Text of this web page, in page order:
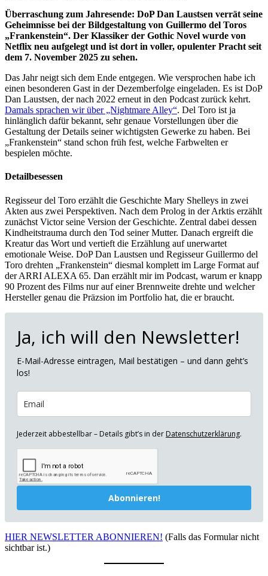
Überraschung zum Jahresende: DoP Dan Laustsen verrät seine
Geheimnisse bei der Bildgestaltung von Guillermo del Toros
„Frankenstein“. Der Klassiker der Gothic Novel wurde von
Netflix neu aufgelegt und ist dort in voller, opulenter Pracht seit
dem 7. November 2025 zu sehen.
Das Jahr neigt sich dem Ende entgegen. Wie versprochen habe ich
einen besonderen Gast in der Dezemberfolge eingeladen. Es ist DoP
Dan Laustsen, der nach 2022 erneut in den Podcast zurück kehrt.
Damals sprachen wir über „Nightmare Alley“. Del Toro ist ja
hinlänglich dafür bekannt, sehr genaue Vorstellungen über die
Gestaltung der Details seiner wichtigsten Gewerke zu haben. Bei
„Frankenstein“ stand schon früh fest, welche Farbwelten er
bespielen möchte.
Detailbesessen
Regisseur del Toro erzählt die Geschichte Mary Shelleys in zwei
Akten aus zwei Perspektiven. Nach dem Prolog in der Arktis erzählt
zunächst Victor seine Version der Geschichte. Zentral dabei dessen
Kindheitstrauma durch den Tod seiner Mutter. Danach ergreift die
Kreatur das Wort und vertieft die Erzählung auf unerwartet
emotionale Weise. DoP Dan Laustsen und Regisseur Guillermo del
Toro drehten „Frankenstein“ diesmal komplett im Large Format auf
der ARRI ALEXA 65. Dan erzählt mir im Podcast, warum er knapp
90 Prozent des Films nur auf einer Brennweite drehte und welcher
Hersteller genau die Präzsion im Portfolio hat, die er braucht.
Ja, ich will den Newsletter!
E-Mail-Adresse eintragen, Mail bestätigen – und dann geht’s
los!
Jederzeit abbestellbar – Details gibt’s in der Datenschutzerklärung.
Abonnieren!
HIER NEWSLETTER ABONNIEREN! (Falls das Formular nicht
sichtbar ist.)